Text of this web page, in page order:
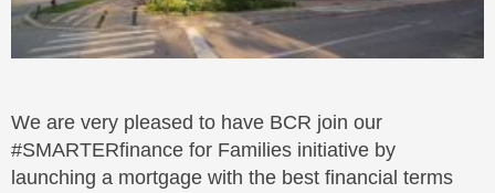
We are very pleased to have BCR join our
#SMARTERfinance for Families initiative by
launching a mortgage with the best financial terms